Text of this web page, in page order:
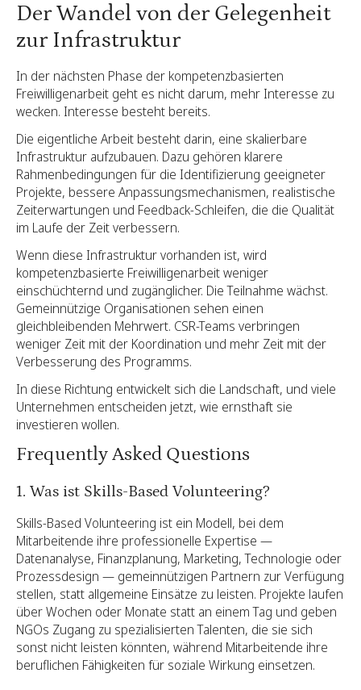
Der Wandel von der Gelegenheit
zur Infrastruktur
In der nächsten Phase der kompetenzbasierten
Freiwilligenarbeit geht es nicht darum, mehr Interesse zu
wecken. Interesse besteht bereits.
Die eigentliche Arbeit besteht darin, eine skalierbare
Infrastruktur aufzubauen. Dazu gehören klarere
Rahmenbedingungen für die Identifizierung geeigneter
Projekte, bessere Anpassungsmechanismen, realistische
Zeiterwartungen und Feedback-Schleifen, die die Qualität
im Laufe der Zeit verbessern.
Wenn diese Infrastruktur vorhanden ist, wird
kompetenzbasierte Freiwilligenarbeit weniger
einschüchternd und zugänglicher. Die Teilnahme wächst.
Gemeinnützige Organisationen sehen einen
gleichbleibenden Mehrwert. CSR-Teams verbringen
weniger Zeit mit der Koordination und mehr Zeit mit der
Verbesserung des Programms.
In diese Richtung entwickelt sich die Landschaft, und viele
Unternehmen entscheiden jetzt, wie ernsthaft sie
investieren wollen.
Frequently Asked Questions
1. Was ist Skills-Based Volunteering?
Skills-Based Volunteering ist ein Modell, bei dem
Mitarbeitende ihre professionelle Expertise —
Datenanalyse, Finanzplanung, Marketing, Technologie oder
Prozessdesign — gemeinnützigen Partnern zur Verfügung
stellen, statt allgemeine Einsätze zu leisten. Projekte laufen
über Wochen oder Monate statt an einem Tag und geben
NGOs Zugang zu spezialisierten Talenten, die sie sich
sonst nicht leisten könnten, während Mitarbeitende ihre
beruflichen Fähigkeiten für soziale Wirkung einsetzen.